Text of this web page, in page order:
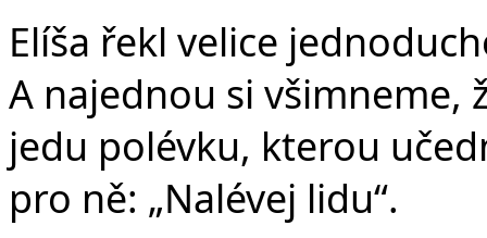
Elíša řekl velice
A najednou si všimneme,
jedu polévku, kterou
pro ně: „Nalévej lidu“.